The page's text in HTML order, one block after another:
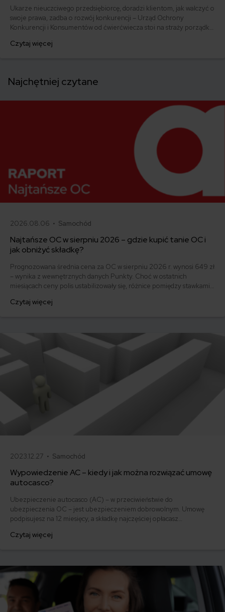
Ukarze nieuczciwego przedsiębiorcę, doradzi klientom, jak walczyć o
swoje prawa, zadba o rozwój konkurencji – Urząd Ochrony
Konkurencji i Konsumentów od ćwierćwiecza stoi na straży porządku
może Ci pomóc w Twoim indywidualnym sporze z
Czytaj więcej
Najchętniej czytane
2026.08.06 • Samochód
Najtańsze OC w sierpniu 2026 – gdzie kupić tanie OC i
jak obniżyć składkę?
Prognozowana średnia cena za OC w sierpniu 2026 r. wynosi 649 zł
– wynika z wewnętrznych danych Punkty. Choć w ostatnich
miesiącach ceny polis ustabilizowały się, różnice pomiędzy stawkami
500 zł, inni – powyżej 1500 zł. Gdzie znaleźć najtańsze OC w Polsce
Czytaj więcej
2023.12.27 • Samochód
Wypowiedzenie AC – kiedy i jak można rozwiązać umowę
autocasco?
Ubezpieczenie autocasco (AC) – w przeciwieństwie do
ubezpieczenia OC – jest ubezpieczeniem dobrowolnym. Umowę
podpisujesz na 12 miesięcy, a składkę najczęściej opłacasz
ofertę lub zdecydowałeś się sprzedać samochód w trakcie trwania
Czytaj więcej